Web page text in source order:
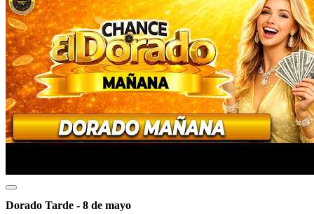
Dorado Tarde - 8 de mayo